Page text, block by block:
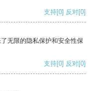
支持[0] 反对[0]
无限的隐私保护和安全性保
支持[0] 反对[0]